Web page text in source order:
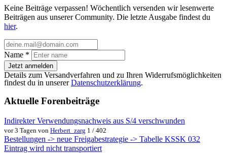
Keine Beiträge verpassen! Wöchentlich versenden wir lesenwerte
Beiträgen aus unserer Community. Die letzte Ausgabe findest du
hier.
Name *
Jetzt anmelden
Details zum Versandverfahren und zu Ihren Widerrufsmöglichkeiten
findest du in unsererDatenschutzerklärung.
Aktuelle Forenbeiträge
Indirekter Verwendungsnachweis aus S/4 verschwunden
vor 3 Tagen von Herbert_zarg 1 / 402
Bestellungen -> neue Freigabestrategie -> Tabelle KSSK 032
Eintrag wird nicht transportiert